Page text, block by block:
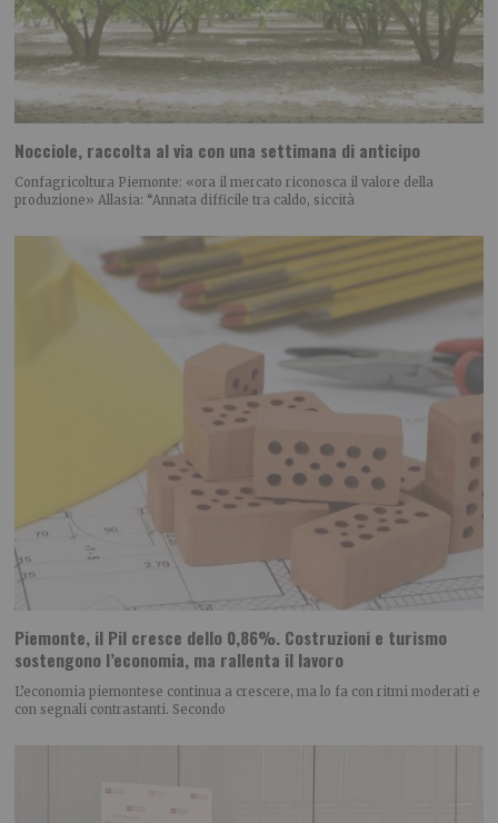
Nocciole, raccolta al via con una settimana di anticipo
Confagricoltura Piemonte: «ora il mercato riconosca il valore della
produzione» Allasia: “Annata difficile tra caldo, siccità
Piemonte, il Pil cresce dello 0,86%. Costruzioni e turismo
sostengono l’economia, ma rallenta il lavoro
L’economia piemontese continua a crescere, ma lo fa con ritmi moderati e
con segnali contrastanti. Secondo